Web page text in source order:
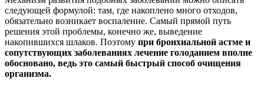
следующей формулой: там, где накоплено много отходов,
обязательно возникает воспаление. Самый прямой путь
решения этой проблемы, конечно же, выведение
накопившихся шлаков. Поэтому при бронхиальной астме и
сопутствующих заболеваниях лечение голоданием вполне
обосновано, ведь это самый быстрый способ очищения
организма.